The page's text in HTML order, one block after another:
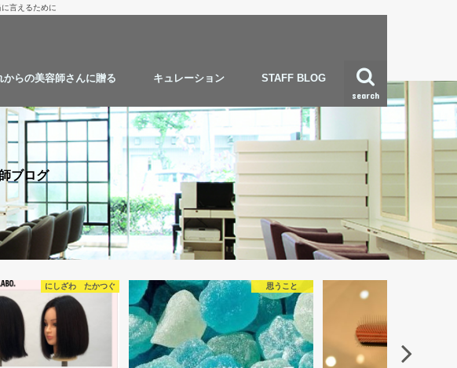
言えるために
search
でお買い物
と考察
こと
ます
からの美容師さんに贈る キュレーション STAFF BLOG
ブログ
思うこと